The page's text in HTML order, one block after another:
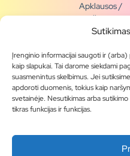
Įrenginio informacijai saugoti ir
kaip slapukai. Tai darome siekdami
suasmenintus skelbimus. Jei
apdoroti duomenis, tokius kaip
svetainėje. Nesutikimas arba
tikras funkcijas ir funkcijas.
Apklausos /
naujienų
siena
Tapkite
partneriu
Visas
produktų
asortimentas
Produktų